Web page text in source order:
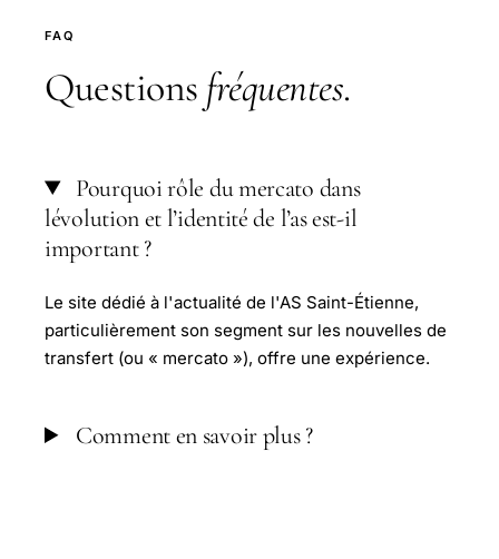
FAQ
Questions fréquentes.
Pourquoi rôle du mercato dans
lévolution et l’identité de l’as est-il
important ?
Le site dédié à l'actualité de l'AS Saint-Étienne,
particulièrement son segment sur les nouvelles de
transfert (ou « mercato »), offre une expérience.
Comment en savoir plus ?